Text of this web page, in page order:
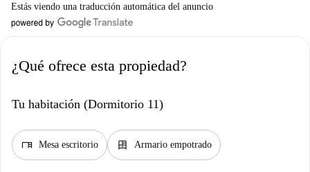
Estás viendo una traducción automática del anuncio
¿Qué ofrece esta propiedad?
Tu habitación (Dormitorio 11)
desk Mesa escritorio dresser Armario empotrado